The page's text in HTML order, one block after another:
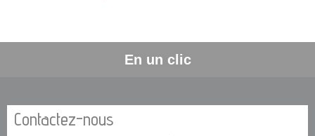
En un clic
Contactez-nous